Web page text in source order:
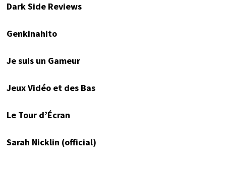
Dark Side Reviews
Genkinahito
Je suis un Gameur
Jeux Vidéo et des Bas
Le Tour d’Écran
Sarah Nicklin (official)